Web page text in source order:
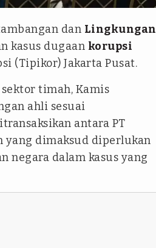
dan Lingkungan
kasus dugaan korupsi
(Tipikor) Jakarta Pusat.
timah, Kamis
ahli sesuai
antara PT
yang dimaksud diperlukan
negara dalam kasus yang